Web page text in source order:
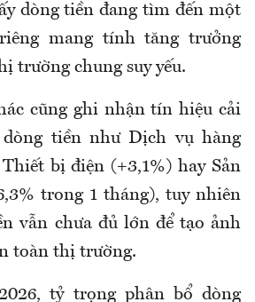
dòng tiền đang tìm đến một
mang tính tăng trưởng
trường chung suy yếu.
cũng ghi nhận tín hiệu cải
tiền như Dịch vụ hàng
bị điện (+3,1%) hay Sản
trong 1 tháng), tuy nhiên
vẫn chưa đủ lớn để tạo ảnh
toàn thị trường.
tỷ trọng phân bổ dòng